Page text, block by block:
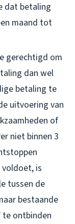
dat betaling
maand tot
gerechtigd om
dan wel
betaling te
uitvoering van
of
niet binnen 3
voldoet, is
tussen de
bestaande
ontbinden